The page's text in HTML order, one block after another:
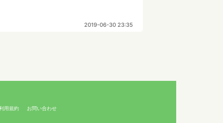
2019-06-30 23:35
用規約 お問い合わせ